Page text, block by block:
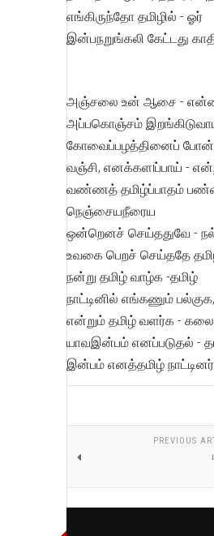
எங்கிருந்தோ தமிழில் - ஓர்
இன்பநறுங்கலி கேட்டது
அஞ்சலை உன் ஆசை -
அப்பகொஞ்சம்
கோவைப்பழத்தினைப்
வஞ்சி, எனக்களiப்பாய் -
வண்ணத் தமிழ்ப்பாதம்
நெஞ்சையநீரைய
ஒன்றெனச் செய்ததுவே -
உவகை பெறச் செய்ததே
நன்று தமிழ் வாழ்க -தமிழ்
நாட்டினில் எங்கணும்
என்றும் தமிழ் வளர்க - கலை
யாவஇன்பம் எனப்படுதல் -
இன்பம் எனத்தமிழ்
PREVIOUS